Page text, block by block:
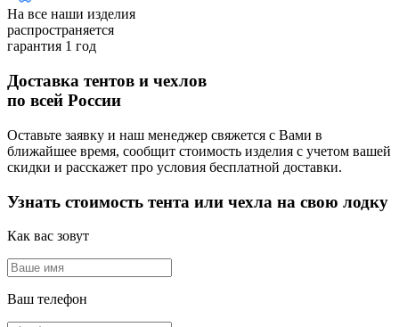
На все наши изделия
распространяется
гарантия 1 год
Доставка тентов и чехлов
по всей России
Оставьте заявку и наш менеджер свяжется с Вами в
ближайшее время, сообщит стоимость изделия с учетом вашей
скидки и расскажет про условия бесплатной доставки.
Узнать стоимость тента или чехла на свою лодку
Как вас зовут
Ваш телефон